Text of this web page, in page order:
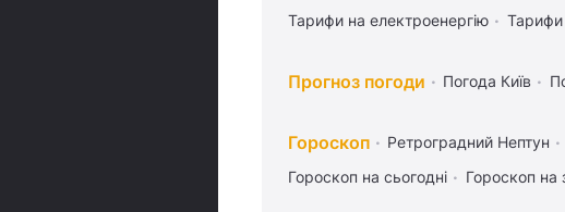
Тарифи на електроенергію
Тарифи
Прогноз погоди Погода Київ
Гороскоп Ретроградний Нептун
Гороскоп на сьогодні
Гороскоп на